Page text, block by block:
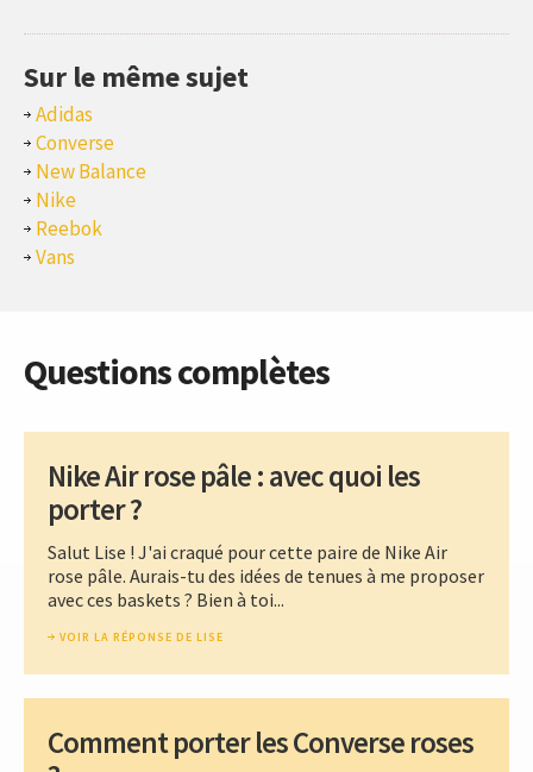
Sur le même sujet
Adidas
Converse
New Balance
Nike
Reebok
Vans
Questions complètes
Nike Air rose pâle : avec quoi les
porter ?
Salut Lise ! J'ai craqué pour cette paire de Nike Air
rose pâle. Aurais-tu des idées de tenues à me proposer
avec ces baskets ? Bien à toi...
VOIR LA RÉPONSE DE LISE
Comment porter les Converse roses